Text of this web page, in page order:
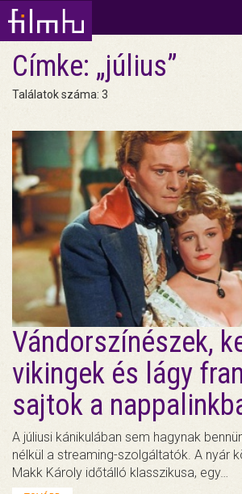
Címke: „július”
Találatok száma: 3
Vándorszínészek,
vikingek és lágy
sajtok a
A júliusi kánikulában sem hagynak
nélkül a streaming-szolgáltatók. A nyár
Makk Károly időtálló klasszikusa, egy…